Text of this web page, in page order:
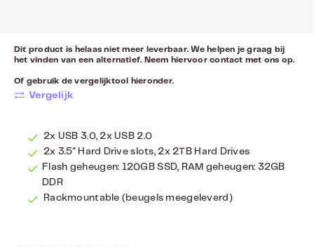
Dit product is helaas niet meer leverbaar. We helpen je graag bij
het vinden van een alternatief. Neem hiervoorcontact met ons op.
Of gebruik de vergelijktool hieronder.
Vergelijk
2x USB 3.0, 2x USB 2.0
2x 3.5" Hard Drive slots, 2x 2TB Hard Drives
Flash geheugen: 120GB SSD, RAM geheugen: 32GB
DDR
Rackmountable (beugels meegeleverd)